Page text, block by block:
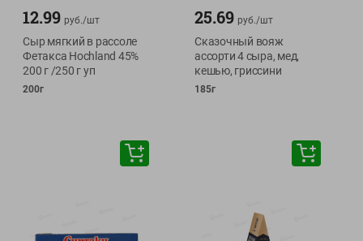
12.99 руб./шт
Сыр мягкий в рассоле
Фетакса Hochland 45%
200 г /250 г уп
200г
25.69 руб./шт
Сказочный вояж
ассорти 4 сыра, мед,
кешью, гриссини
185г